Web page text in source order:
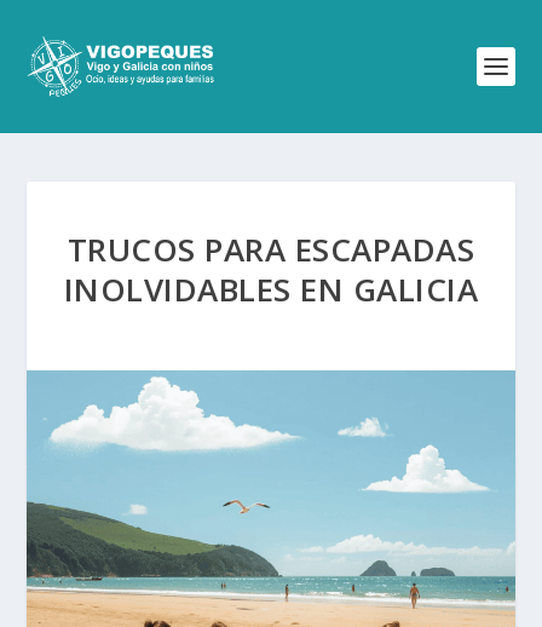
TRUCOS PARA ESCAPADAS
INOLVIDABLES EN GALICIA